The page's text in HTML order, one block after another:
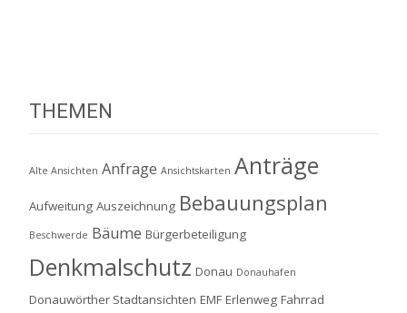
THEMEN
Alte Ansichten Anfrage Ansichtskarten Anträge
Aufweitung Auszeichnung Bebauungsplan
Beschwerde Bäume Bürgerbeteiligung
Denkmalschutz Donau Donauhafen
Donauwörther Stadtansichten EMF Erlenweg Fahrrad